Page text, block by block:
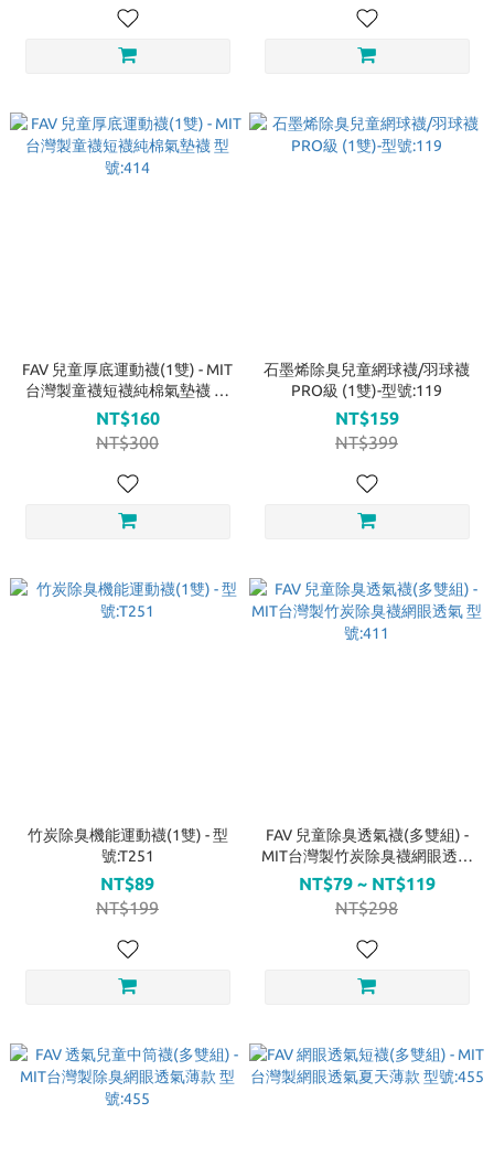
FAV 兒童厚底運動襪(1雙) - MIT
台灣製童襪短襪純棉氣墊襪 型
號:414
NT$160
NT$300
石墨烯除臭兒童網球襪/羽球襪
PRO級 (1雙)-型號:119
NT$159
NT$399
竹炭除臭機能運動襪(1雙) - 型
號:T251
NT$89
NT$199
FAV 兒童除臭透氣襪(多雙組) -
MIT台灣製竹炭除臭襪網眼透氣
型號:411
NT$79 ~ NT$119
NT$298